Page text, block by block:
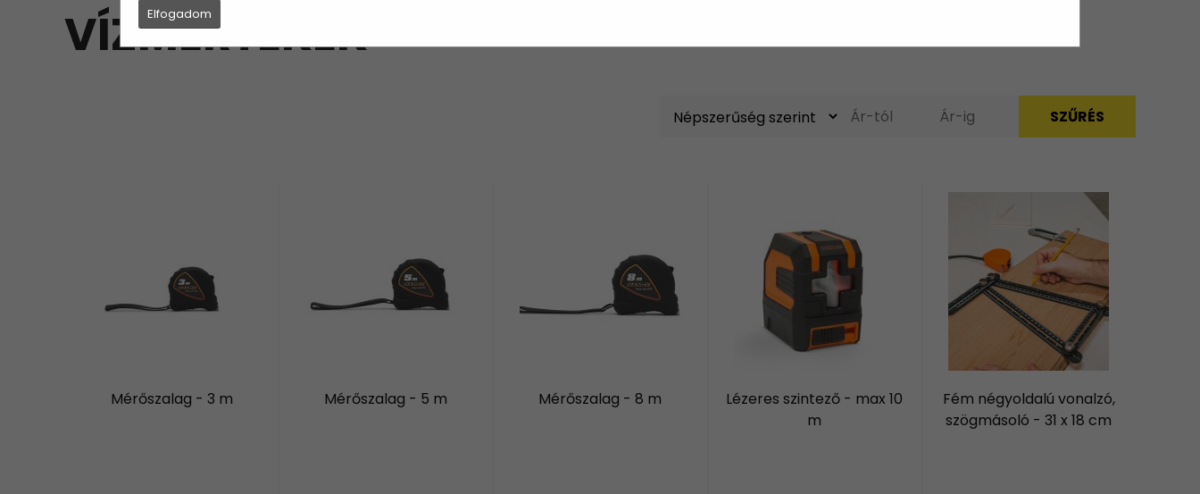
Elfogadom
VÍZMÉRTÉKEK
Mérőszalag - 3 m Mérőszalag - 5 m Mérőszalag - 8 m
Lézeres szintező - max 10
m
Fém négyoldalú vonalzó,
szögmásoló - 31 x 18 cm